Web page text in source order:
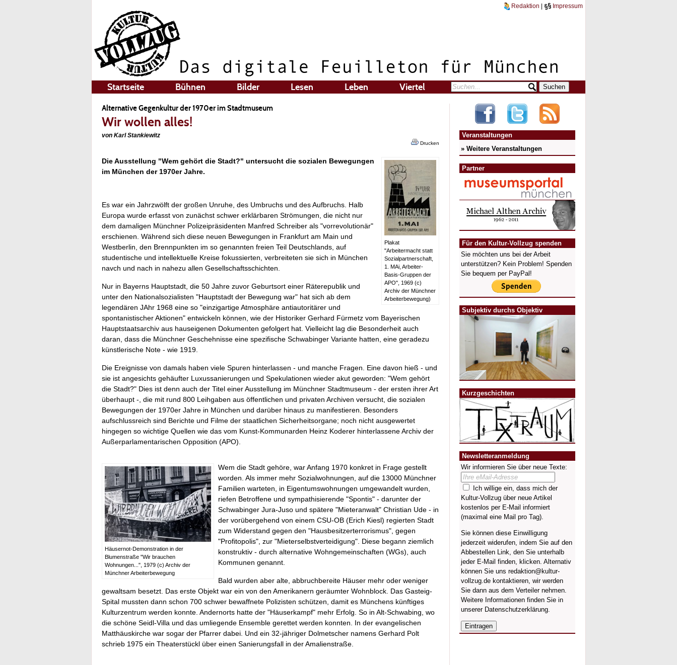
Redaktion Impressum
Startseite Bühnen Bilder Lesen Leben Viertel
Alternative Gegenkultur der 1970er im Stadtmuseum
Wir wollen alles!
von Karl Stankiewitz
Drucken
Plakat
"Arbeitermacht statt
Sozialpartnerschaft,
1. MAi, Arbeiter-
Basis-Gruppen der
APO", 1969 (c)
Archiv der Münchner
Arbeiterbewegung)
Die Ausstellung "Wem gehört die Stadt?" untersucht die sozialen Bewegungen
im München der 1970er Jahre.
Es war ein Jahrzwölft der großen Unruhe, des Umbruchs und des Aufbruchs. Halb
Europa wurde erfasst von zunächst schwer erklärbaren Strömungen, die nicht nur
dem damaligen Münchner Polizeipräsidenten Manfred Schreiber als "vorrevolutionär"
erschienen. Während sich diese neuen Bewegungen in Frankfurt am Main und
Westberlin, den Brennpunkten im so genannten freien Teil Deutschlands, auf
studentische und intellektuelle Kreise fokussierten, verbreiteten sie sich in München
navch und nach in nahezu allen Gesellschaftsschichten.
Nur in Bayerns Hauptstadt, die 50 Jahre zuvor Geburtsort einer Räterepublik und
unter den Nationalsozialisten "Hauptstadt der Bewegung war" hat sich ab dem
legendären JAhr 1968 eine so "einzigartige Atmosphäre antiautoritärer und
spontanistischer Aktionen" entwickeln können, wie der Historiker Gerhard Fürmetz vom Bayerischen
Hauptstaatsarchiv aus hauseigenen Dokumenten gefolgert hat. Vielleicht lag die Besonderheit auch
daran, dass die Münchner Geschehnisse eine spezifische Schwabinger Variante hatten, eine geradezu
künstlerische Note - wie 1919.
Die Ereignisse von damals haben viele Spuren hinterlassen - und manche Fragen. Eine davon hieß - und
sie ist angesichts gehäufter Luxussanierungen und Spekulationen wieder akut geworden: "Wem gehört
die Stadt?" Dies ist denn auch der Titel einer Ausstellung im Münchner Stadtmuseum - der ersten ihrer Art
überhaupt -, die mit rund 800 Leihgaben aus öffentlichen und privaten Archiven versucht, die sozialen
Bewegungen der 1970er Jahre in München und darüber hinaus zu manifestieren. Besonders
aufschlussreich sind Berichte und Filme der staatlichen Sicherheitsorgane; noch nicht ausgewertet
hingegen so wichtige Quellen wie das vom Kunst-Kommunarden Heinz Koderer hinterlassene Archiv der
Außerparlamentarischen Opposition (APO).
Häusernot-Demonstration in der
Blumenstraße "Wir brauchen
Wohnungen...", 1979 (c) Archiv der
Münchner Arbeiterbewegung
Wem die Stadt gehöre, war Anfang 1970 konkret in Frage gestellt
worden. Als immer mehr Sozialwohnungen, auf die 13000 Münchner
Familien warteten, in Eigentumswohnungen umgewandelt wurden,
riefen Betroffene und sympathisierende "Spontis" - darunter der
Schwabinger Jura-Juso und spätere "Mieteranwalt" Christian Ude - in
der vorübergehend von einem CSU-OB (Erich Kiesl) regierten Stadt
zum Widerstand gegen den "Hausbesitzerterrorismus", gegen
"Profitopolis", zur "Mieterselbstverteidigung". Diese begann ziemlich
konstruktiv - durch alternative Wohngemeinschaften (WGs), auch
Kommunen genannt.
Bald wurden aber alte, abbruchbereite Häuser mehr oder weniger
gewaltsam besetzt. Das erste Objekt war ein von den Amerikanern geräumter Wohnblock. Das Gasteig-
Spital mussten dann schon 700 schwer bewaffnete Polizisten schützen, damit es Münchens künftiges
Kulturzentrum werden konnte. Andernorts hatte der "Häuserkampf" mehr Erfolg. So in Alt-Schwabing, wo
die schöne Seidl-Villa und das umliegende Ensemble gerettet werden konnten. In der evangelischen
Matthäuskirche war sogar der Pfarrer dabei. Und ein 32-jähriger Dolmetscher namens Gerhard Polt
schrieb 1975 ein Theaterstückl über einen Sanierungsfall in der Amalienstraße.
Veranstaltungen
» Weitere Veranstaltungen
Partner
Für den Kultur-Vollzug spenden
Sie möchten uns bei der Arbeit
unterstützen? Kein Problem! Spenden
Sie bequem per PayPal!
Subjektiv durchs Objektiv
Kurzgeschichten
Newsletteranmeldung
Wir informieren Sie über neue Texte:
Ich willige ein, dass mich der
Kultur-Vollzug über neue Artikel
kostenlos per E-Mail informiert
(maximal eine Mail pro Tag).
Sie können diese Einwilligung
jederzeit widerufen, indem Sie auf den
Abbestellen Link, den Sie unterhalb
jeder E-Mail finden, klicken. Alternativ
können Sie uns redaktion@kultur-
vollzug.de kontaktieren, wir werden
Sie dann aus dem Verteiler nehmen.
Weitere Informationen finden Sie in
unserer Datenschutzerklärung.